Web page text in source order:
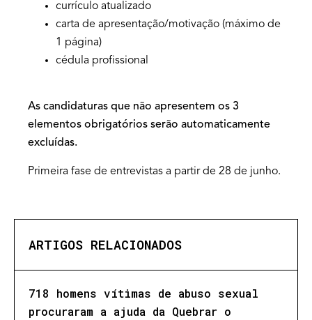
currículo atualizado
carta de apresentação/motivação (máximo de
1 página)
cédula profissional
As candidaturas que não apresentem os 3
elementos obrigatórios serão automaticamente
excluídas.
Primeira fase de entrevistas a partir de 28 de junho.
ARTIGOS RELACIONADOS
718 homens vítimas de abuso sexual
procuraram a ajuda da Quebrar o